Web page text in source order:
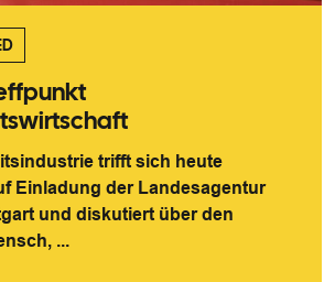
trifft sich heute
Einladung der Landesagentur
und diskutiert über den
...